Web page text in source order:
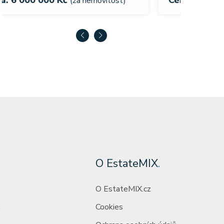
O EstateMIX.
O EstateMIX.cz
Cookies